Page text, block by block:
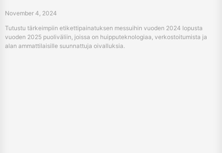
November 4, 2024
Tutustu tärkeimpiin etikettipainatuksen messuihin vuoden 2024 lopusta
vuoden 2025 puoliväliin, joissa on huipputeknologiaa, verkostoitumista ja
alan ammattilaisille suunnattuja oivalluksia.